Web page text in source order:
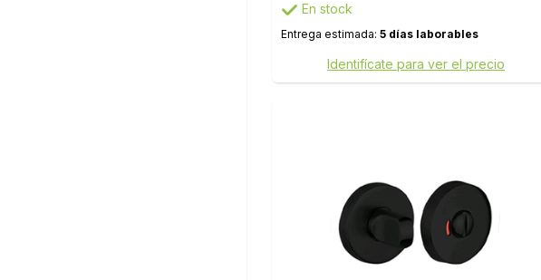
En stock
Entrega estimada: 5 días laborables
Identifícate para ver el precio